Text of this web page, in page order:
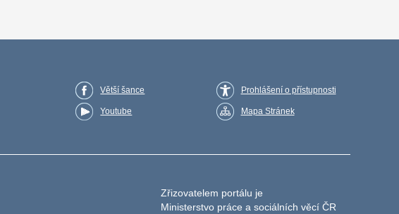
Větší šance
Youtube
Prohlášení o přístupnosti
Mapa Stránek
Zřizovatelem portálu je
Ministerstvo práce a sociálních věcí ČR